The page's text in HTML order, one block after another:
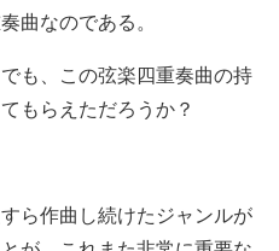
曲なのである。
も、この弦楽四重奏曲の持
もらえただろうか？
ら作曲し続けたジャンルが